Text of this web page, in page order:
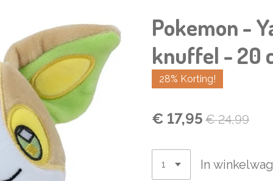
Pokemon -
knuffel - 20
28% Korting!
€ 17,95 € 24,99
In